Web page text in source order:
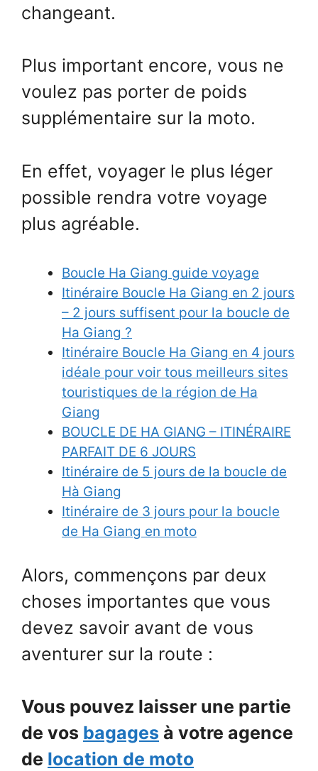
changeant.
Plus important encore, vous ne
voulez pas porter de poids
supplémentaire sur la moto.
En effet, voyager le plus léger
possible rendra votre voyage
plus agréable.
Boucle Ha Giang guide voyage
Itinéraire Boucle Ha Giang en 2 jours
– 2 jours suffisent pour la boucle de
Ha Giang ?
Itinéraire Boucle Ha Giang en 4 jours
idéale pour voir tous meilleurs sites
touristiques de la région de Ha
Giang
BOUCLE DE HA GIANG – ITINÉRAIRE
PARFAIT DE 6 JOURS
Itinéraire de 5 jours de la boucle de
Hà Giang
Itinéraire de 3 jours pour la boucle
de Ha Giang en moto
Alors, commençons par deux
choses importantes que vous
devez savoir avant de vous
aventurer sur la route :
Vous pouvez laisser une partie
de vos bagages à votre agence
de location de moto